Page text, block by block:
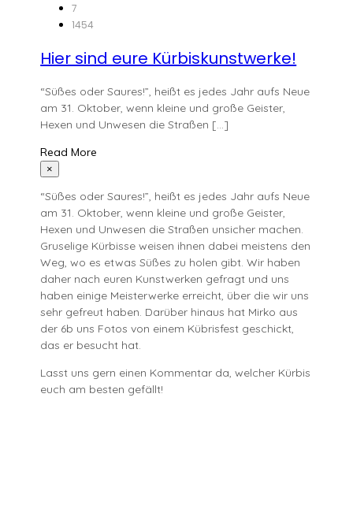
7
1454
Hier sind eure Kürbiskunstwerke!
“Süßes oder Saures!”, heißt es jedes Jahr aufs Neue
am 31. Oktober, wenn kleine und große Geister,
Hexen und Unwesen die Straßen […]
Read More
×
“Süßes oder Saures!”, heißt es jedes Jahr aufs Neue
am 31. Oktober, wenn kleine und große Geister,
Hexen und Unwesen die Straßen unsicher machen.
Gruselige Kürbisse weisen ihnen dabei meistens den
Weg, wo es etwas Süßes zu holen gibt. Wir haben
daher nach euren Kunstwerken gefragt und uns
haben einige Meisterwerke erreicht, über die wir uns
sehr gefreut haben. Darüber hinaus hat Mirko aus
der 6b uns Fotos von einem Kübrisfest geschickt,
das er besucht hat.
Lasst uns gern einen Kommentar da, welcher Kürbis
euch am besten gefällt!